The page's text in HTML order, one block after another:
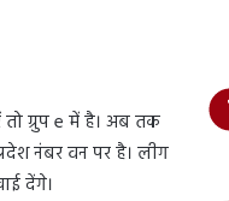
तो ग्रुप e में है। अब तक
नंबर वन पर है। लीग
देंगे।